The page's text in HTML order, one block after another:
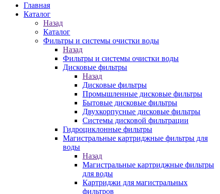
Главная
Каталог
Назад
Каталог
Фильтры и системы очистки воды
Назад
Фильтры и системы очистки воды
Дисковые фильтры
Назад
Дисковые фильтры
Промышленные дисковые фильтры
Бытовые дисковые фильтры
Двухкорпусные дисковые фильтры
Системы дисковой фильтрации
Гидроциклонные фильтры
Магистральные картриджные фильтры для
воды
Назад
Магистральные картриджные фильтры
для воды
Картриджи для магистральных
фильтров